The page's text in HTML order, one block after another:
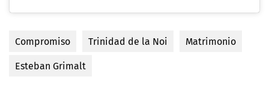
Compromiso Trinidad de la Noi
Matrimonio
Esteban Grimalt